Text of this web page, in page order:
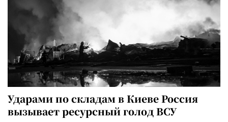
Ударами по складам в Киеве Россия
вызывает ресурсный голод ВСУ